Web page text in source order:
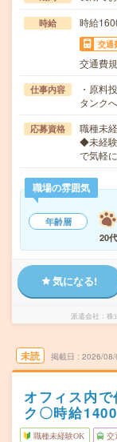
時給 時給
交通
交通費
仕事内容
・原料
タンク
応募資格
職種未
◆未経験
で気軽
職場の雰囲気
年齢層
20代
気になる!
派遣会社 株
未読 掲載日 2026/08/
オフィス内
ク〇時給
職種未経験OK 交